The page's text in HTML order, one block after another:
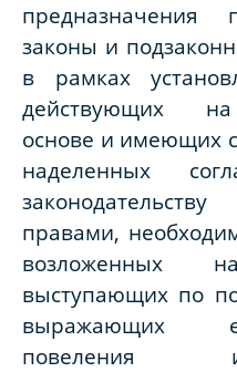
законы и
в рамках
действующих на
основе и имеющих
наделенных
правами,
возложенных
выступающих по
выражающих
повеления